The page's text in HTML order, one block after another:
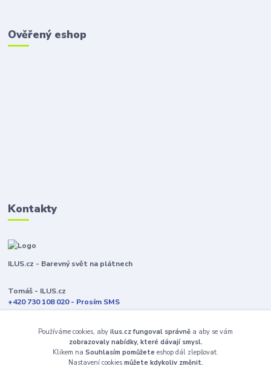
Ověřený eshop
Kontakty
ILUS.cz - Barevný svět na plátnech
Tomáš - ILUS.cz
+420 730 108 020 - Prosím SMS
Jsme většinu času ve výrobě
info@ilus.cz
Používáme cookies, aby ilus.cz fungoval správně a aby se vám
zobrazovaly nabídky, které dávají smysl.
Klikem na Souhlasím pomůžete eshop dál zlepšovat.
Nastavení cookies můžete kdykoliv změnit.